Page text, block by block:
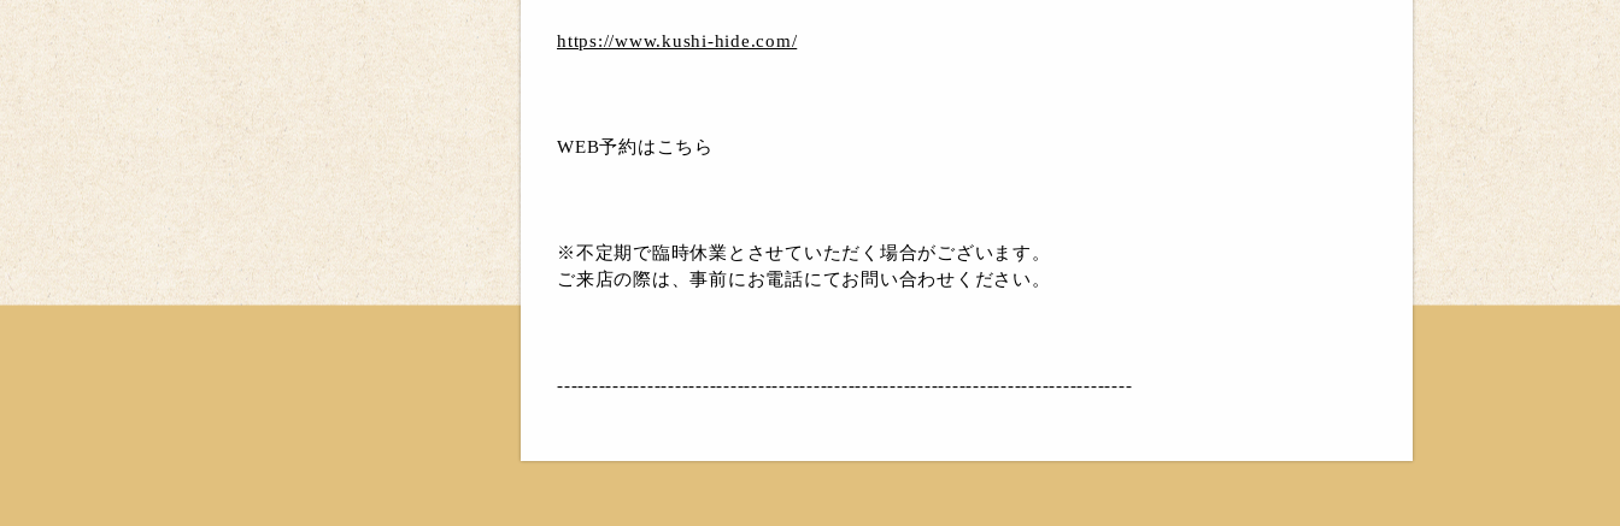
https://www.kushi-hide.com/
WEB予約はこちら
※不定期で臨時休業とさせていただく場合がございます。
ご来店の際は、事前にお電話にてお問い合わせください。
-----------------------------------------------------------------------------------